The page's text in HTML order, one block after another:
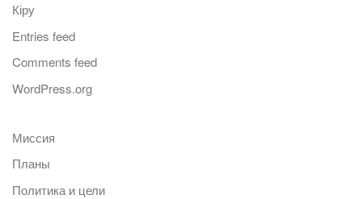
Кіру
Entries feed
Comments feed
WordPress.org
Миссия
Планы
Политика и цели